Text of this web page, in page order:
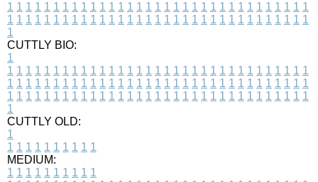
1 1 1 1 1 1 1 1 1 1 1 1 1 1 1 1 1 1 1 1 1 1 1 1 1 1 1 1 1 1 1 1 1
1 1 1 1 1 1 1 1 1 1 1 1 1 1 1 1 1 1 1 1 1 1 1 1 1 1 1 1 1 1 1 1 1
1
CUTTLY BIO:
1
1 1 1 1 1 1 1 1 1 1 1 1 1 1 1 1 1 1 1 1 1 1 1 1 1 1 1 1 1 1 1 1 1
1 1 1 1 1 1 1 1 1 1 1 1 1 1 1 1 1 1 1 1 1 1 1 1 1 1 1 1 1 1 1 1 1
1 1 1 1 1 1 1 1 1 1 1 1 1 1 1 1 1 1 1 1 1 1 1 1 1 1 1 1 1 1 1 1 1
1
CUTTLY OLD:
1
1 1 1 1 1 1 1 1 1 1
MEDIUM:
1 1 1 1 1 1 1 1 1 1